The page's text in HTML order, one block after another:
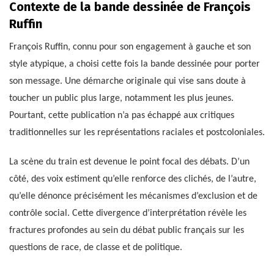
Contexte de la bande dessinée de François
Ruffin
François Ruffin, connu pour son engagement à gauche et son
style atypique, a choisi cette fois la bande dessinée pour porter
son message. Une démarche originale qui vise sans doute à
toucher un public plus large, notamment les plus jeunes.
Pourtant, cette publication n’a pas échappé aux critiques
traditionnelles sur les représentations raciales et postcoloniales.
La scène du train est devenue le point focal des débats. D’un
côté, des voix estiment qu’elle renforce des clichés, de l’autre,
qu’elle dénonce précisément les mécanismes d’exclusion et de
contrôle social. Cette divergence d’interprétation révèle les
fractures profondes au sein du débat public français sur les
questions de race, de classe et de politique.